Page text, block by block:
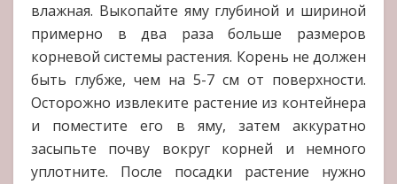
влажная. Выкопайте яму глубиной и шириной
примерно в два раза больше размеров
корневой системы растения. Корень не должен
быть глубже, чем на 5-7 см от поверхности.
Осторожно извлеките растение из контейнера
и поместите его в яму, затем аккуратно
засыпьте почву вокруг корней и немного
уплотните. После посадки растение нужно